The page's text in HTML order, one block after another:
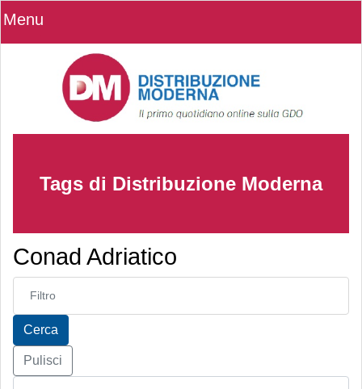
Menu
Tags di Distribuzione Moderna
Conad Adriatico
Inserisci parte del titolo
Cerca
Pulisci